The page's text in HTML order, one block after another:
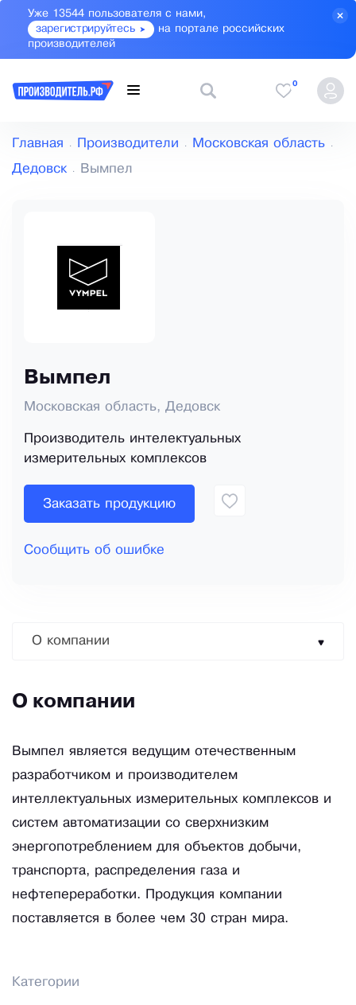
Уже 13544 пользователя с нами,
зарегистрируйтесь
на портале российских
производителей
0
Главная Производители Московская область
Дедовск Вымпел
Вымпел
Московская область, Дедовск
Производитель интелектуальных
измерительных комплексов
Заказать продукцию
Сообщить об ошибке
О компании
О компании
Вымпел является ведущим отечественным
разработчиком и производителем
интеллектуальных измерительных комплексов и
систем автоматизации со сверхнизким
энергопотреблением для объектов добычи,
транспорта, распределения газа и
нефтепереработки. Продукция компании
поставляется в более чем 30 стран мира.
Категории